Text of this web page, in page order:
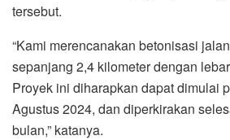
tersebut.
“Kami merencanakan betonisasi
sepanjang 2,4 kilometer dengan
Proyek ini diharapkan dapat dimulai
Agustus 2024, dan diperkirakan
bulan,” katanya.